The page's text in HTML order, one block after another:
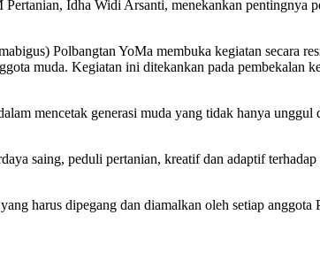
Idha Widi Arsanti, menekankan pentingnya
Polbangtan YoMa membuka kegiatan secara
muda. Kegiatan ini ditekankan pada pembekalan
mencetak generasi muda yang tidak hanya
saing, peduli pertanian, kreatif dan adaptif
harus dipegang dan diamalkan oleh setiap